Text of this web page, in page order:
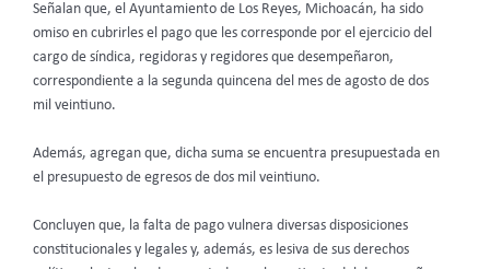
Señalan que, el Ayuntamiento de Los Reyes, Michoacán, ha sido
omiso en cubrirles el pago que les corresponde por el ejercicio del
cargo de síndica, regidoras y regidores que desempeñaron,
correspondiente a la segunda quincena del mes de agosto de dos
mil veintiuno.
Además, agregan que, dicha suma se encuentra presupuestada en
el presupuesto de egresos de dos mil veintiuno.
Concluyen que, la falta de pago vulnera diversas disposiciones
constitucionales y legales y, además, es lesiva de sus derechos